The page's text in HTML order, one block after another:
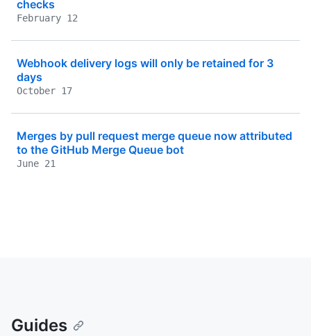
checks
February 12
Webhook delivery logs will only be retained for 3
days
October 17
Merges by pull request merge queue now attributed
to the GitHub Merge Queue bot
June 21
Guides